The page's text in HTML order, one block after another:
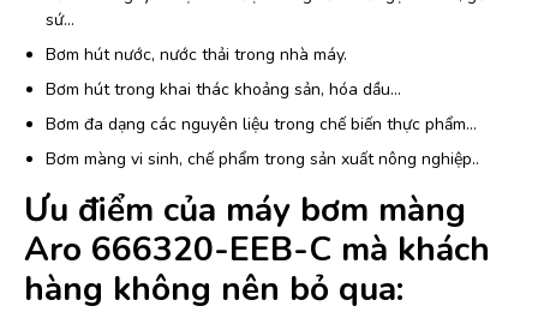
sứ…
Bơm hút nước, nước thải trong nhà máy.
Bơm hút trong khai thác khoảng sản, hóa dầu…
Bơm đa dạng các nguyên liệu trong chế biến thực phẩm…
Bơm màng vi sinh, chế phẩm trong sản xuất nông nghiệp..
Ưu điểm của máy bơm màng
Aro 666320-EEB-C mà khách
hàng không nên bỏ qua: